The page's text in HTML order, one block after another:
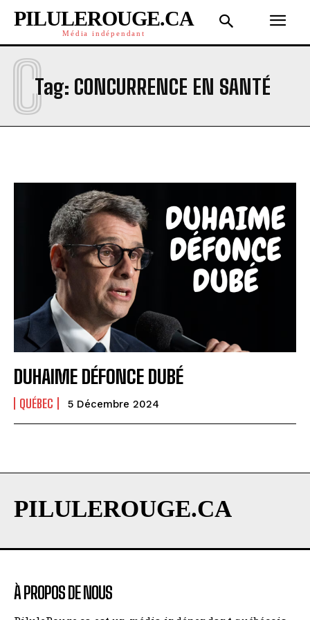
PILULEROUGE.CA
Média indépendant
Tag: CONCURRENCE EN SANTÉ
C
DUHAIME DÉFONCE DUBÉ
QUÉBEC 5 Décembre 2024
PILULEROUGE.CA
À PROPOS DE NOUS